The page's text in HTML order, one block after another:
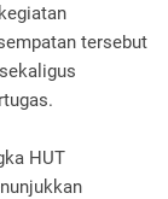
tersebut
HUT